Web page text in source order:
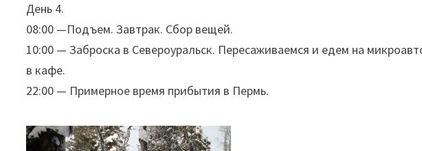
День 4.
08:00 —Подъем. Завтрак. Сбор вещей.
10:00 — Заброска в Североуральск. Пересаживаемся и едем на
в кафе.
22:00 — Примерное время прибытия в Пермь.